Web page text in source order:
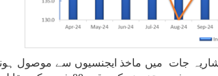
کے مہینے کے آئی آئی پی کے فوری تخمینوں کے ساتھ، مارچ 2025 کے اشاریہ جات میں